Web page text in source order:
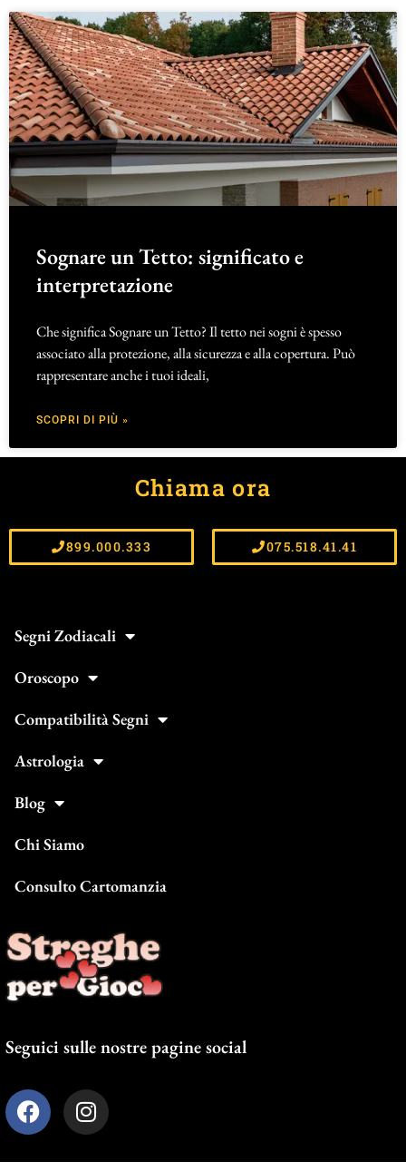
Sognare un Tetto: significato e
interpretazione
Che significa Sognare un Tetto? Il tetto nei sogni è spesso
associato alla protezione, alla sicurezza e alla copertura. Può
rappresentare anche i tuoi ideali,
SCOPRI DI PIÙ »
Chiama ora
899.000.333 075.518.41.41
Segni Zodiacali
Oroscopo
Compatibilità Segni
Astrologia
Blog
Chi Siamo
Consulto Cartomanzia
Seguici sulle nostre pagine social
F
a
I
n